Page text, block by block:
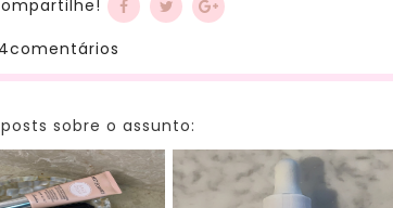
sobre o assunto: